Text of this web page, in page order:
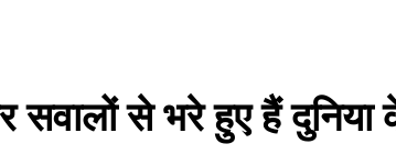
से भरे हुए हैं